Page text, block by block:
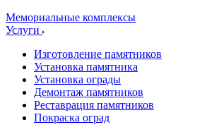
Мемориальные комплексы
Услуги
Изготовление памятников
Установка памятника
Установка ограды
Демонтаж памятников
Реставрация памятников
Покраска оград